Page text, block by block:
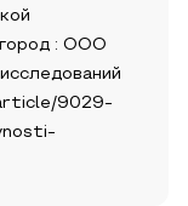
: ООО
9029-